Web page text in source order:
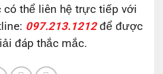
có thể liên hệ trực tiếp với
097.213.1212để được
đáp thắc mắc.